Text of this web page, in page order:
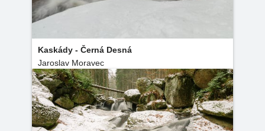
Kaskády - Černá Desná
Jaroslav Moravec